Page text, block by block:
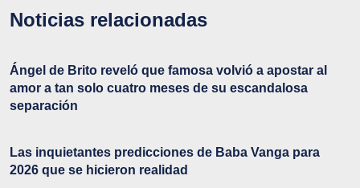
Noticias relacionadas
Ángel de Brito reveló que famosa volvió a apostar al
amor a tan solo cuatro meses de su escandalosa
separación
Las inquietantes predicciones de Baba Vanga para
2026 que se hicieron realidad